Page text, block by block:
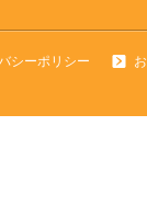
シーポリシー